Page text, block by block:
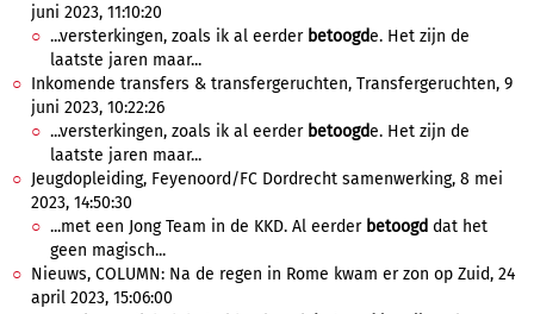
juni 2023, 11:10:20
...versterkingen, zoals ik al eerder betoogde. Het zijn de
laatste jaren maar...
Inkomende transfers & transfergeruchten, Transfergeruchten, 9
juni 2023, 10:22:26
...versterkingen, zoals ik al eerder betoogde. Het zijn de
laatste jaren maar...
Jeugdopleiding, Feyenoord/FC Dordrecht samenwerking, 8 mei
2023, 14:50:30
...met een Jong Team in de KKD. Al eerder betoogd dat het
geen magisch...
Nieuws, COLUMN: Na de regen in Rome kwam er zon op Zuid, 24
april 2023, 15:06:00